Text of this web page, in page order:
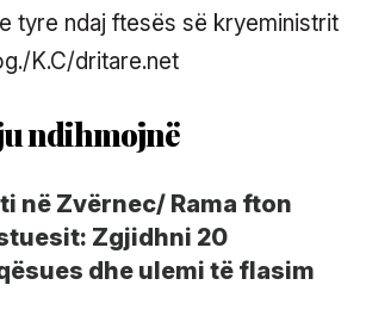
tyre ndaj ftesës së kryeministrit
K.C/dritare.net
në Zvërnec/ Rama fton
Zgjidhni 20
dhe ulemi të flasim